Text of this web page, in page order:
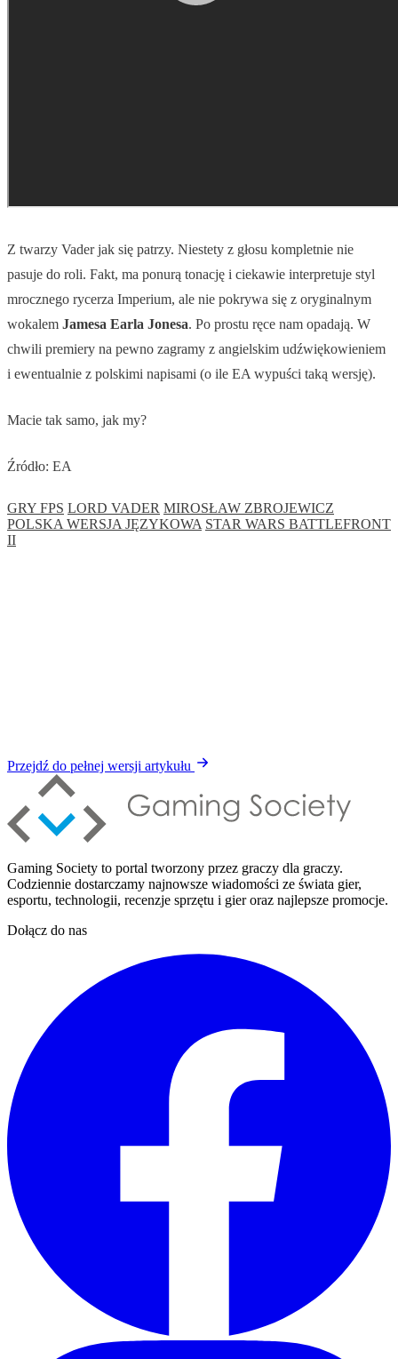
Z twarzy Vader jak się patrzy. Niestety z głosu kompletnie nie
pasuje do roli. Fakt, ma ponurą tonację i ciekawie interpretuje styl
mrocznego rycerza Imperium, ale nie pokrywa się z oryginalnym
wokalem Jamesa Earla Jonesa. Po prostu ręce nam opadają. W
chwili premiery na pewno zagramy z angielskim udźwiękowieniem
i ewentualnie z polskimi napisami (o ile EA wypuści taką wersję).
Macie tak samo, jak my?
Źródło: EA
GRY FPS LORD VADER MIROSŁAW ZBROJEWICZ
POLSKA WERSJA JĘZYKOWA STAR WARS BATTLEFRONT
II
Przejdź do pełnej wersji artykułu
Gaming Society to portal tworzony przez graczy dla graczy.
Codziennie dostarczamy najnowsze wiadomości ze świata gier,
esportu, technologii, recenzje sprzętu i gier oraz najlepsze promocje.
Dołącz do nas